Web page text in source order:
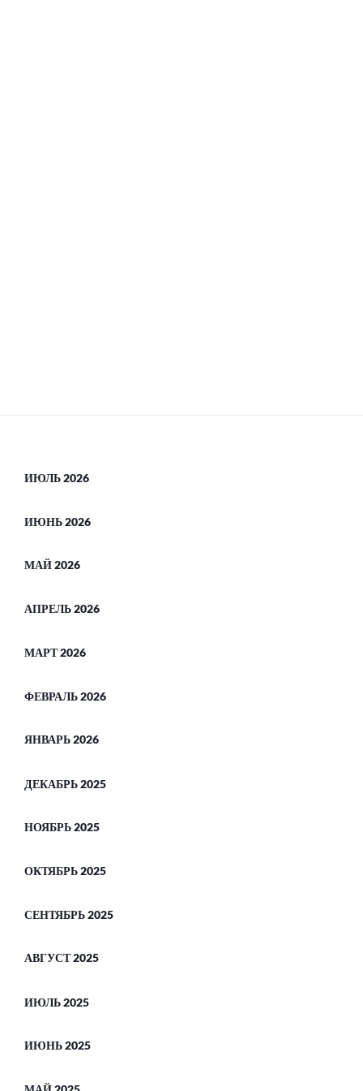
ИЮЛЬ 2026
ИЮНЬ 2026
МАЙ 2026
АПРЕЛЬ 2026
МАРТ 2026
ФЕВРАЛЬ 2026
ЯНВАРЬ 2026
ДЕКАБРЬ 2025
НОЯБРЬ 2025
ОКТЯБРЬ 2025
СЕНТЯБРЬ 2025
АВГУСТ 2025
ИЮЛЬ 2025
ИЮНЬ 2025